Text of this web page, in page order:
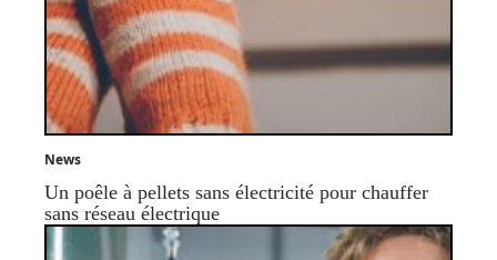
News
Un poêle à pellets sans électricité pour chauffer
sans réseau électrique